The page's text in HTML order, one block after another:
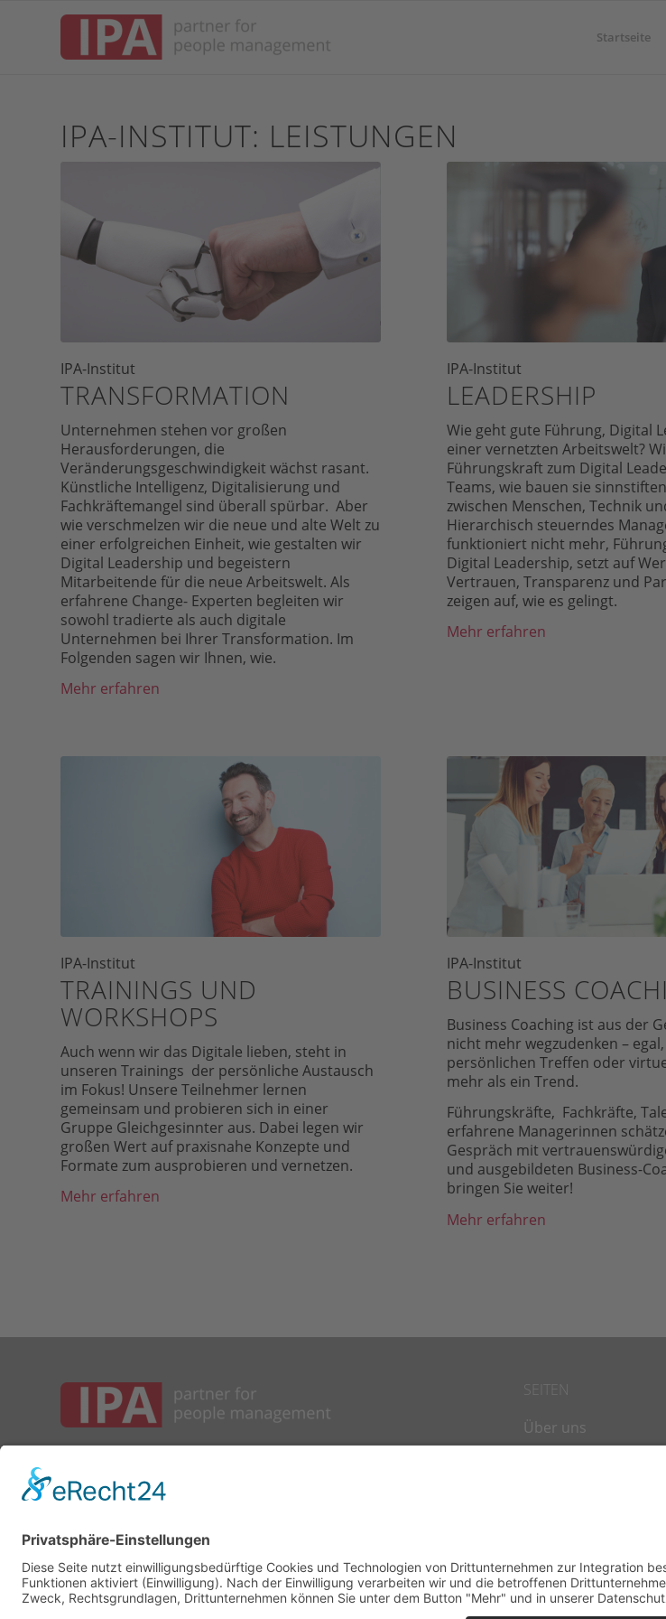
Startseite
IPA-INSTITUT: LEISTUNGEN
IPA-Institut
TRANSFORMATION
Unternehmen stehen vor großen
Herausforderungen, die
Veränderungsgeschwindigkeit wächst rasant.
Künstliche Intelligenz, Digitalisierung und
Fachkräftemangel sind überall spürbar. Aber
wie verschmelzen wir die neue und alte Welt zu
einer erfolgreichen Einheit, wie gestalten wir
Digital Leadership und begeistern
Mitarbeitende für die neue Arbeitswelt. Als
erfahrene Change- Experten begleiten wir
sowohl tradierte als auch digitale
Unternehmen bei Ihrer Transformation. Im
Folgenden sagen wir Ihnen, wie.
Mehr erfahren
IPA-Institut
LEADERSHIP
Wie geht gute Führung, Digital
einer vernetzten Arbeitswelt?
Führungskraft zum Digital
Teams, wie bauen sie
zwischen Menschen, Technik
Hierarchisch steuerndes
funktioniert nicht mehr,
Digital Leadership, setzt auf
Vertrauen, Transparenz und
zeigen auf, wie es gelingt.
Mehr erfahren
IPA-Institut
TRAININGS UND
WORKSHOPS
Auch wenn wir das Digitale lieben, steht in
unseren Trainings der persönliche Austausch
im Fokus! Unsere Teilnehmer lernen
gemeinsam und probieren sich in einer
Gruppe Gleichgesinnter aus. Dabei legen wir
großen Wert auf praxisnahe Konzepte und
Formate zum ausprobieren und vernetzen.
Mehr erfahren
IPA-Institut
BUSINESS
Business Coaching ist aus der
nicht mehr wegzudenken –
persönlichen Treffen oder
mehr als ein Trend.
Führungskräfte, Fachkräfte,
erfahrene Managerinnen
Gespräch mit
und ausgebildeten Business-
bringen Sie weiter!
Mehr erfahren
IPA – Institut für
Personalentwicklung und Arbeitsorganisation
Lichtstrasse. 21
50825 Köln
mail@ipa-consulting.de
SEITEN
Über uns
Impressum
abonnieren